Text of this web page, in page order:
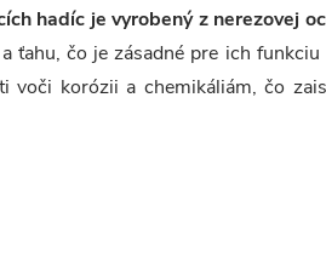
hadíc je vyrobený z nerezovej
ťahu, čo je zásadné pre ich
voči korózii a chemikáliám, čo